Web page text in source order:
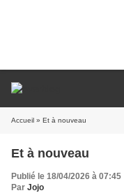
Accueil » Et à nouveau
Et à nouveau
Publié le 18/04/2026 à 07:45
Par Jojo